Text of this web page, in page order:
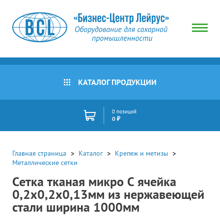
КАТАЛОГ ПРОДУКЦИИ
0 позиций
0 ₽
Главная страница Каталог
Крепеж и метизы
Металлические сетки
Сетка тканая микро С ячейка
0,2х0,2х0,13мм из нержавеющей
стали ширина 1000мм